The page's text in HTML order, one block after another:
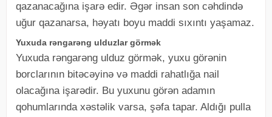
qazanacağına işarə edir. Əgər insan son cəhdində
uğur qazanarsa, həyatı boyu maddi sıxıntı yaşamaz.
Yuxuda rəngarəng ulduzlar görmək
Yuxuda rəngarəng ulduz görmək, yuxu görənin
borclarının bitəcəyinə və maddi rahatlığa nail
olacağına işarədir. Bu yuxunu görən adamın
qohumlarında xəstəlik varsa, şəfa tapar. Aldığı pulla